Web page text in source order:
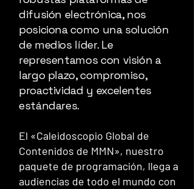
difusión electrónica, nos
posiciona como una solución
de medios líder. Le
representamos con visión a
largo plazo, compromiso,
proactividad y excelentes
estándares.
El «Caleidoscopio Global de
Contenidos de MMN», nuestro
paquete de programación, llega a
audiencias de todo el mundo con